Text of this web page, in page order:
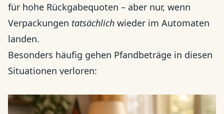
für hohe Rückgabequoten – aber nur, wenn
Verpackungen tatsächlich wieder im Automaten
landen.
Besonders häufig gehen Pfandbeträge in diesen
Situationen verloren: